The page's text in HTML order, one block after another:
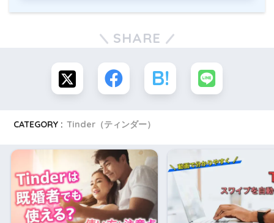
SHARE
CATEGORY : Tinder（ティンダー）